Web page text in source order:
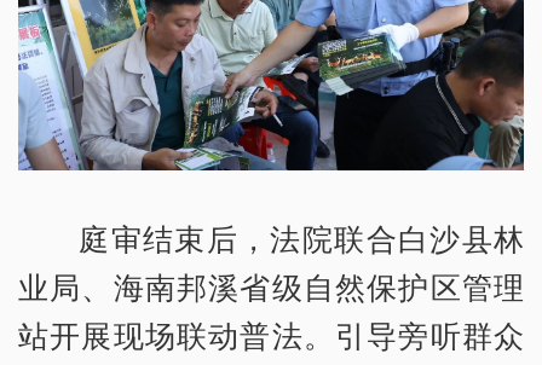
庭审结束后，法院联合白沙县林
业局、海南邦溪省级自然保护区管理
站开展现场联动普法。引导旁听群众